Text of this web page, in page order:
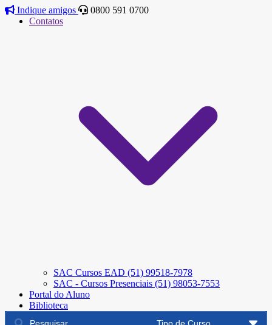
Indique amigos
0800 591 0700
Contatos
SAC Cursos EAD (51) 99518-7978
SAC - Cursos Presenciais (51) 98053-7553
Portal do Aluno
Biblioteca